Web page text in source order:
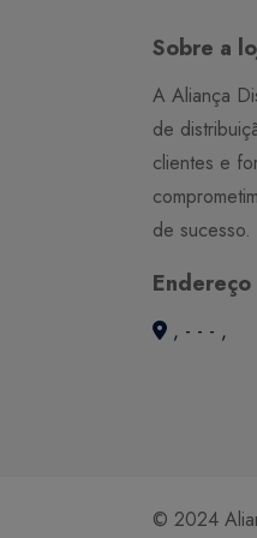
Sobre a
A Aliança
de
clientes e
de sucesso.
, - - - ,
© 2024